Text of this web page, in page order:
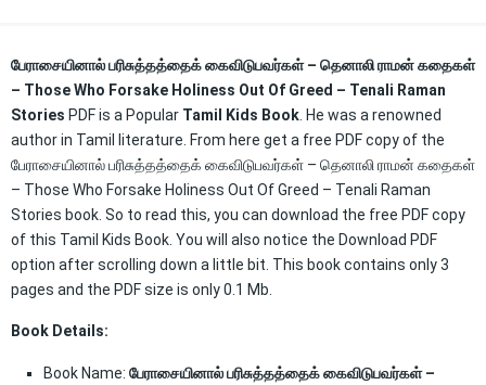
பேராசையினால் பரிசுத்தத்தைக் கைவிடுபவர்கள் – தெனாலி ராமன் கதைகள்
– Those Who Forsake Holiness Out Of Greed – Tenali Raman
Stories PDF is a Popular Tamil Kids Book . He was a renowned
author in Tamil literature. From here get a free PDF copy of the
பேராசையினால் பரிசுத்தத்தைக் கைவிடுபவர்கள் – தெனாலி ராமன் கதைகள்
– Those Who Forsake Holiness Out Of Greed – Tenali Raman
Stories book. So to read this, you can download the free PDF copy
of this Tamil Kids Book. You will also notice the Download PDF
option after scrolling down a little bit. This book contains only 3
pages and the PDF size is only 0.1 Mb.
Book Details:
Book Name: பேராசையினால் பரிசுத்தத்தைக் கைவிடுபவர்கள் –